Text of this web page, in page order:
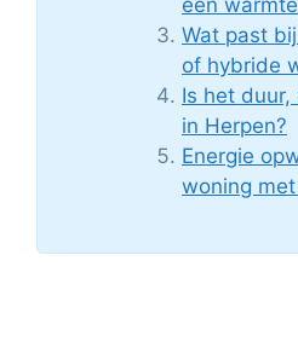
Wat past
of hybride
Is het duur,
in Herpen?
Energie
woning